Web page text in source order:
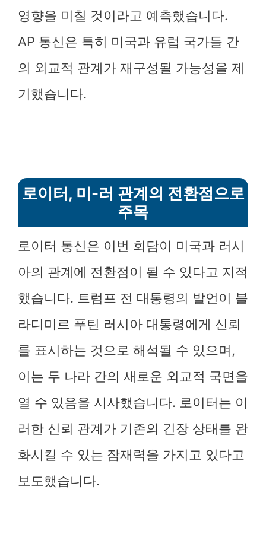
영향을 미칠 것이라고 예측했습니다.
AP 통신은 특히 미국과 유럽 국가들 간
의 외교적 관계가 재구성될 가능성을 제
기했습니다.
로이터, 미-러 관계의 전환점으로
주목
로이터 통신은 이번 회담이 미국과 러시
아의 관계에 전환점이 될 수 있다고 지적
했습니다. 트럼프 전 대통령의 발언이 블
라디미르 푸틴 러시아 대통령에게 신뢰
를 표시하는 것으로 해석될 수 있으며,
이는 두 나라 간의 새로운 외교적 국면을
열 수 있음을 시사했습니다. 로이터는 이
러한 신뢰 관계가 기존의 긴장 상태를 완
화시킬 수 있는 잠재력을 가지고 있다고
보도했습니다.